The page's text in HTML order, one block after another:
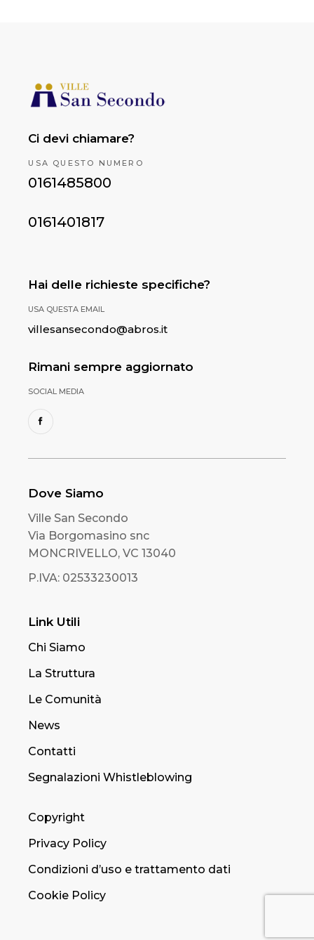
Ci devi chiamare?
USA QUESTO NUMERO
0161485800
0161401817
Hai delle richieste specifiche?
USA QUESTA EMAIL
villesansecondo@abros.it
Rimani sempre aggiornato
SOCIAL MEDIA
Dove Siamo
Ville San Secondo
Via Borgomasino snc
MONCRIVELLO, VC 13040
P.IVA: 02533230013
Link Utili
Chi Siamo
La Struttura
Le Comunità
News
Contatti
Segnalazioni Whistleblowing
Copyright
Privacy Policy
Condizioni d’uso e trattamento dati
Cookie Policy